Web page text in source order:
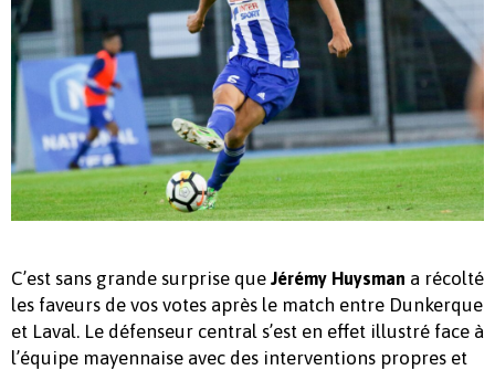
C’est sans grande surprise que Jérémy Huysman a récolté
les faveurs de vos votes après le match entre Dunkerque
et Laval. Le défenseur central s’est en effet illustré face à
l’équipe mayennaise avec des interventions propres et